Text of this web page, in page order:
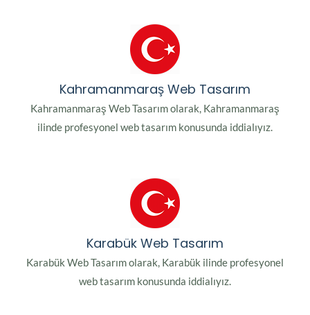
Kahramanmaraş Web Tasarım
Kahramanmaraş Web Tasarım olarak, Kahramanmaraş
ilinde profesyonel web tasarım konusunda iddialıyız.
Karabük Web Tasarım
Karabük Web Tasarım olarak, Karabük ilinde profesyonel
web tasarım konusunda iddialıyız.